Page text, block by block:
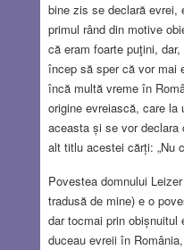
bine zis se declară
primul rând din motive
că eram foarte puţini,
încep să sper că vor mai
încă multă vreme în
origine evreiască, care
aceasta și se vor
alt titlu acestei cărți: „Nu
Povestea domnului
tradusă de mine) e o
dar tocmai prin obișnuitul
duceau evreii în